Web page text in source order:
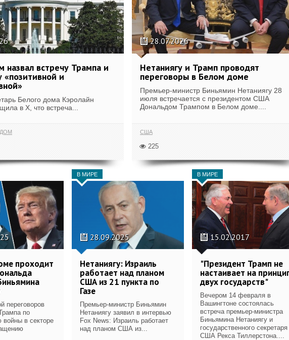
назвал встречу Трампа и
«позитивной и
Белого дома Кэролайн
в X, что встреча...
28.07.2026
Нетаниягу и Трамп проводят
переговоры в Белом доме
Премьер-министр Биньямин Нетаниягу 28
июля встречается с президентом США
Дональдом Трампом в Белом доме....
США
225
проходит
переговоров
по
войны в секторе
В МИРЕ
28.09.2025
Нетаниягу: Израиль
работает над планом
США из 21 пункта по
Газе
Премьер-министр Биньямин
Нетаниягу заявил в интервью
Fox News: Израиль работает
над планом США из...
В МИРЕ
15.02.2017
"Президент Трамп не
настаивает на
двух государств"
Вечером 14 февраля в
Вашингтоне состоялась
встреча премьер-министра
Биньямина Нетаниягу и
государственного секретаря
США Рекса Тиллерстона....